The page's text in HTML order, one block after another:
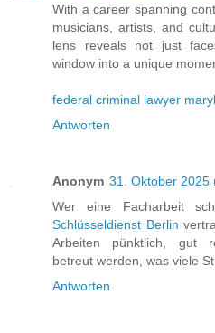
With a career spanning
musicians, artists, and
lens reveals not just
window into a unique
federal criminal lawyer
Antworten
Anonym 31. Oktober 2025
Wer eine Facharbeit
Schlüsseldienst Berlin
Arbeiten pünktlich, gut
betreut werden, was viele
Antworten